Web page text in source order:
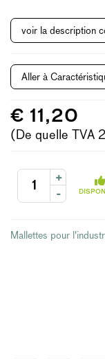
voir la description
Aller à
€ 11,20
(De quelle TVA
+
-
Mallettes pour